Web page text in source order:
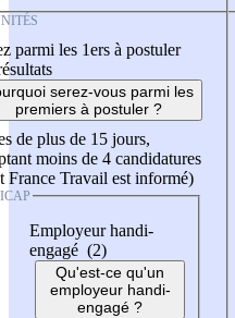
parmi les 1ers à postuler
serez-vous parmi les
premiers à postuler ?
de plus de 15 jours,
moins de 4 candidatures
France Travail est informé)
Employeur handi-
engagé (2)
Qu'est-ce qu'un
employeur handi-
engagé ?